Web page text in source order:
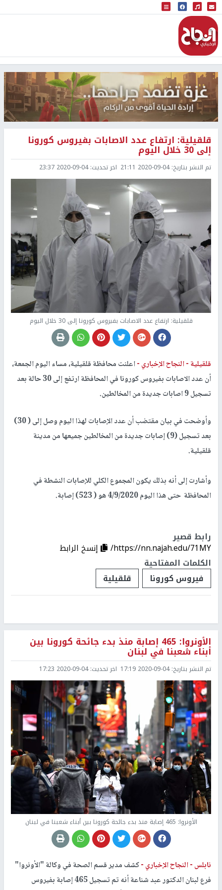
البث المباشر
إذاعة النجاح
قلقيلية: ارتفاع عدد الاصابات بفيروس كورونا
إلى 30 خلال اليوم
تم النشر بتاريخ:2020-09-04 21:11 اخر تحديث:2020-09-04 23:37
قلقيلية: ارتفاع عدد الاصابات بفيروس كورونا إلى 30 خلال اليوم
قلقيلية -النجاح الإخباري -اعلنت محافظة قلقيلية، مساء اليوم الجمعة،
أن عدد الاصابات بفيروس كورونا في المحافظة ارتفع إلى 30 حالة بعد
تسجيل 9 اصابات جديدة من المخالطين.
وأوضحت في بيان مقتضب أن عدد الإصابات لهذا اليوم وصل إلى ( 30)
بعد تسجيل (9) إصابات جديدة من المخالطين جميعها من مدينة
قلقيلية.
وأشارت إلى أنه بذلك يكون المجموع الكلي للإصابات النشطة في
المحافظة حتى هذا اليوم 4/9/2020 هو ( 523) إصابة.
رابط قصير
https://nn.najah.edu/71MY/
إنسخ الرابط
الكلمات المفتاحية
فيروس كورونا
قلقيلية
الأونروا: 465 إصابة منذ بدء جائحة كورونا بين
أبناء شعبنا في لبنان
تم النشر بتاريخ:2020-09-04 17:19 اخر تحديث:2020-09-04 17:23
الأونروا: 465 إصابة منذ بدء جائحة كورونا بين أبناء شعبنا في لبنان
نابلس -النجاح الإخباري -كشف مدير قسم الصحة في وكالة "الأونروا"
فرع لبنان الدكتور عبد شناعة أنه تم تسجيل 465 إصابة بفيروس